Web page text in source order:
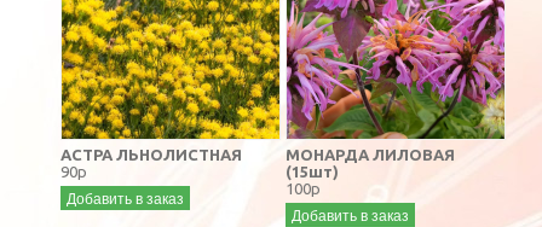
АСТРА ЛЬНОЛИСТНАЯ
90р
Добавить в заказ
МОНАРДА ЛИЛОВАЯ
(15шт)
100р
Добавить в заказ